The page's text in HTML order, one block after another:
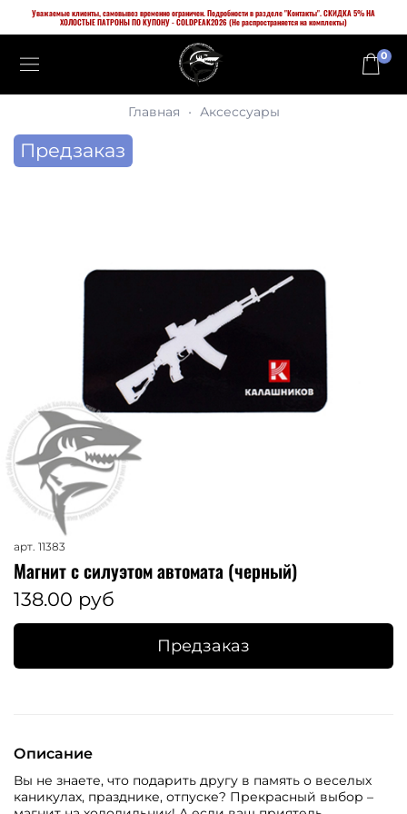
Уважаемые клиенты, самовывоз временно ограничен. Подробности в разделе "Контакты". СКИДКА 5% НА
ХОЛОСТЫЕ ПАТРОНЫ ПО КУПОНУ - COLDPEAK2026 (Не распространяется на комплекты)
0
Главная Аксессуары
Предзаказ
арт. 11383
Магнит с силуэтом автомата (черный)
138.00 руб
Предзаказ
Описание
Вы не знаете, что подарить другу в память о веселых
каникулах, празднике, отпуске? Прекрасный выбор –